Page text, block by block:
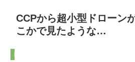
CCPから超小型ドローン
こかで見たような…
ドローン